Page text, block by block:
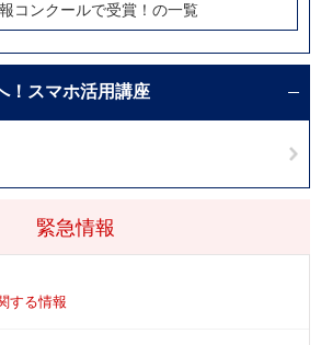
緊急情報
する情報
コンクールで受賞！の一覧
！スマホ活用講座